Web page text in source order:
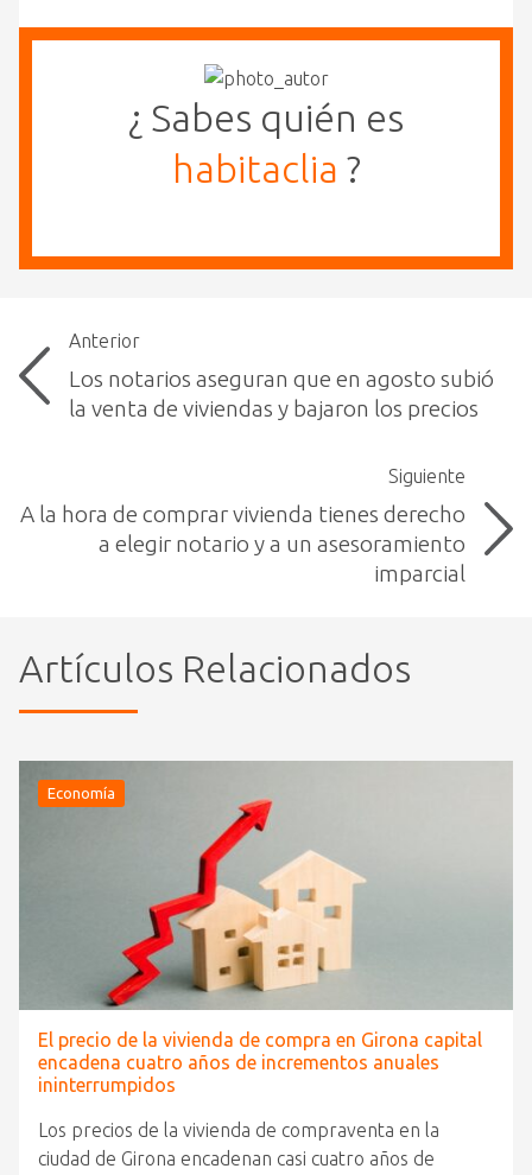
¿ Sabes quién es
habitaclia ?
Anterior
Los notarios aseguran que en agosto subió
la venta de viviendas y bajaron los precios
Siguiente
A la hora de comprar vivienda tienes derecho
a elegir notario y a un asesoramiento
imparcial
Artículos Relacionados
Economía
El precio de la vivienda de compra en Girona capital
encadena cuatro años de incrementos anuales
ininterrumpidos
Los precios de la vivienda de compraventa en la
ciudad de Girona encadenan casi cuatro años de